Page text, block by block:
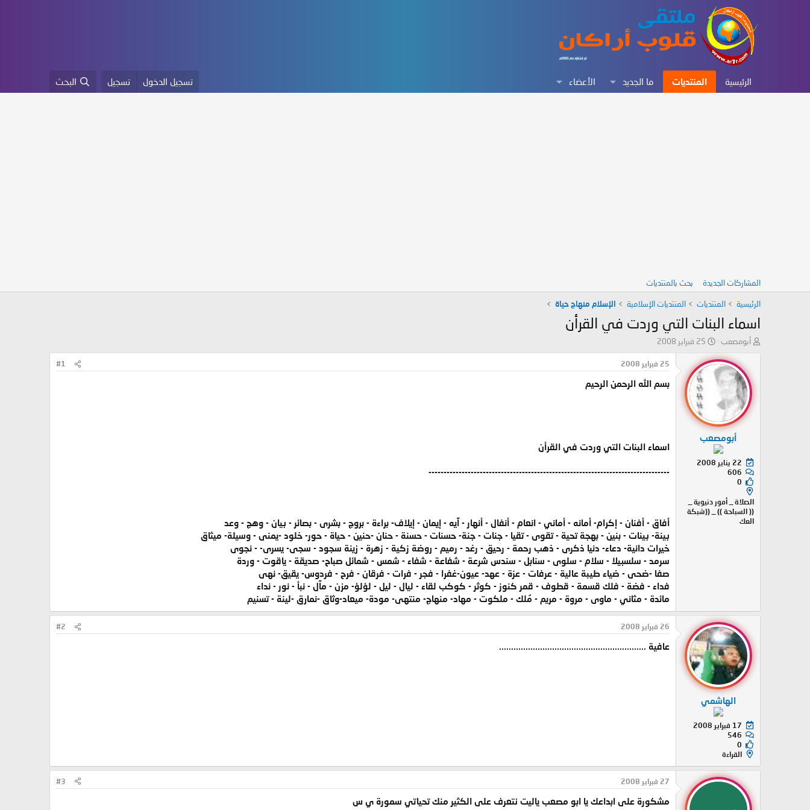
الرئيسية المنتديات ما الجديد الأعضاء تسجيل الدخول تسجيل البحث
المشاركات الجديدة بحث بالمنتديات
الرئيسية المنتديات المنتديات الإسلامية الإسلام منهاج حياة
اسماء البنات التي وردت في القرأن
ب
ئ
ا
ل
م
و
أبومصعب
ت
ر
خ
ب
د
ء
25 فبراير 2008
أبومصعب
22 يناير 2008
606
0
الصلاة _ أمور دنيوية _
(( السباحة )) _ ((شبكة
العك
25 فبراير 2008 #1
بسم الله الرحمن الرحيم
اسماء البنات التي وردت في القرأن
--------------------------------------------------------------------------------
أفاق - أفنان - إكرام- أمانه - أماني - انعام - أنفال - أنهار - آيه - إيمان - إيلاف- براءة - بروج - بشرى - بصائر - بيان - وهج - وعد
بينة- بينات - بنين - بهجة تحية - تقوى - تقيا - جنات - جنة- حسنات - حسنة - حنان -حنين - حياة - حور- خلود -يمنى - وسيلة- ميثاق
خيرات دانية- دعاء- دنيا ذكرى - ذهب رحمة - رحيق - رغد - رميم - روضة زكية - زهرة - زينة سجود - سجى- يسرى- - نجوى
سرمد - سلسبيلا - سلام - سلوى - سنابل - سندس شرعة - شفاعة - شفاء - شمس - شمائل صباح- صديقة - ياقوت - وردة
صفا -ضحى - ضياء طيبة عالية - عرفات - عزة - عهد- عيون-غفرا - فجر - فرات - فرقان - فرح - فردوس- يقيق- نهى
فداء - فضة - فلك قسمة - قطوف - قمر كنوز - كوثر - كوكب لقاء - ليال - ليل - لؤلؤ- مزن - مآل - نبأ - نور - نداء
مائدة - مثاني - ماوى - مروة - مريم - مُلك - ملكوت - مهاد- منهاج- منتهى- مودة- ميعاد-وثاق -نمارق -لينة - تسنيم
الهاشمي
17 فبراير 2008
546
0
القراءة
26 فبراير 2008 #2
عافية .............................................................
27 فبراير 2008 #3
مشكورة على ابداعك يا ابو مصعب ياليت نتعرف على الكثير منك تحياتي سمورة ي س